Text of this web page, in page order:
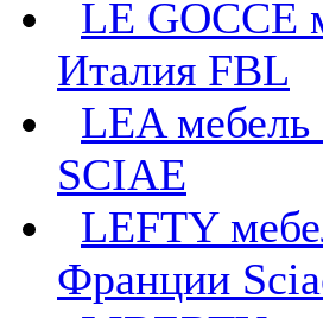
LE GOCCE
Италия FBL
LEA
SCIAE
LEFTY
Франции